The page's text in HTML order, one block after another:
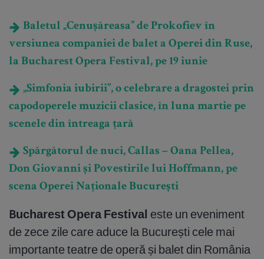
Baletul „Cenușăreasa” de Prokofiev în
versiunea companiei de balet a Operei din Ruse,
la Bucharest Opera Festival, pe 19 iunie
„Simfonia iubirii”, o celebrare a dragostei prin
capodoperele muzicii clasice, în luna martie pe
scenele din întreaga țară
Spărgătorul de nuci, Callas – Oana Pellea,
Don Giovanni și Povestirile lui Hoffmann, pe
scena Operei Naționale București
Bucharest Opera Festival este un eveniment
de zece zile care aduce la București cele mai
importante teatre de operă și balet din România